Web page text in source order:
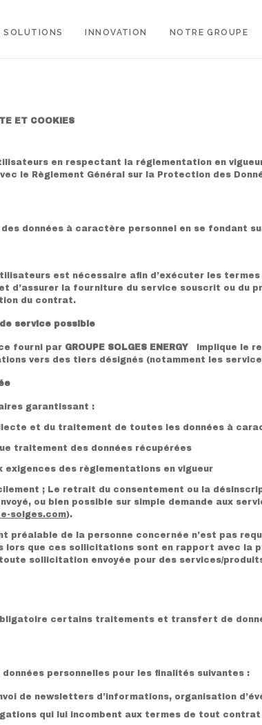
SOLUTIONS INNOVATION NOTRE GROUPE
ET COOKIES
en respectant la réglementation en
le Règlement Général sur la Protection des
données à caractère personnel en se fondant
est nécessaire afin d’exécuter les
d’assurer la fourniture du service souscrit ou du
du contrat.
service possible
fourni par GROUPE SOLGES ENERGY
implique le
vers des tiers désignés (notamment les
garantissant :
et du traitement de toutes les données à
traitement des données récupérées
exigences des règlementations en vigueur
; Le retrait du consentement ou la
ou bien possible sur simple demande aux
solges.com).
préalable de la personne concernée n’est pas
lors que ces sollicitations sont en rapport avec la
sollicitation envoyée pour des services/
certains traitements et transfert de
personnelles pour les finalités suivantes :
de newsletters d’informations, organisation
qui lui incombent aux termes de tout